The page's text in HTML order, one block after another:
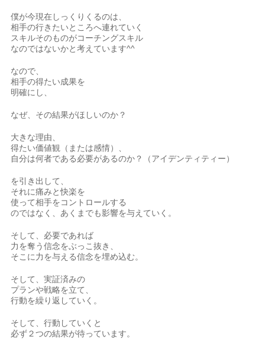
僕が今現在しっくりくるのは、
相手の行きたいところへ連れていく
スキルそのものがコーチングスキル
なのではないかと考えています^^
なので、
相手の得たい成果を
明確にし、
なぜ、その結果がほしいのか？
大きな理由、
得たい価値観（または感情）、
自分は何者である必要があるのか？（アイデンティティー）
を引き出して、
それに痛みと快楽を
使って相手をコントロールする
のではなく、あくまでも影響を与えていく。
そして、必要であれば
力を奪う信念をぶっこ抜き、
そこに力を与える信念を埋め込む。
そして、実証済みの
プランや戦略を立て、
行動を繰り返していく。
そして、行動していくと
必ず２つの結果が待っています。